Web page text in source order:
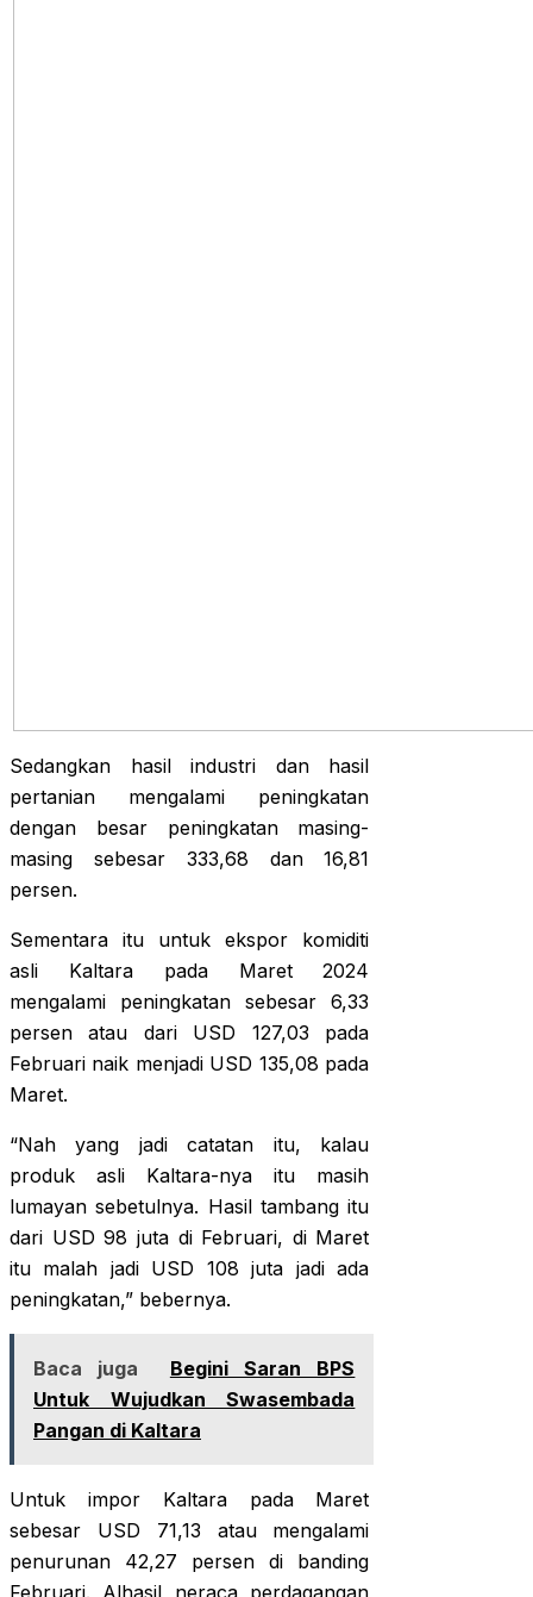
Sedangkan hasil industri dan hasil
pertanian mengalami peningkatan
dengan besar peningkatan masing-
masing sebesar 333,68 dan 16,81
persen.
Sementara itu untuk ekspor komiditi
asli Kaltara pada Maret 2024
mengalami peningkatan sebesar 6,33
persen atau dari USD 127,03 pada
Februari naik menjadi USD 135,08 pada
Maret.
“Nah yang jadi catatan itu, kalau
produk asli Kaltara-nya itu masih
lumayan sebetulnya. Hasil tambang itu
dari USD 98 juta di Februari, di Maret
itu malah jadi USD 108 juta jadi ada
peningkatan,” bebernya.
Baca juga
Begini Saran BPS
Untuk Wujudkan Swasembada
Pangan di Kaltara
Untuk impor Kaltara pada Maret
sebesar USD 71,13 atau mengalami
penurunan 42,27 persen di banding